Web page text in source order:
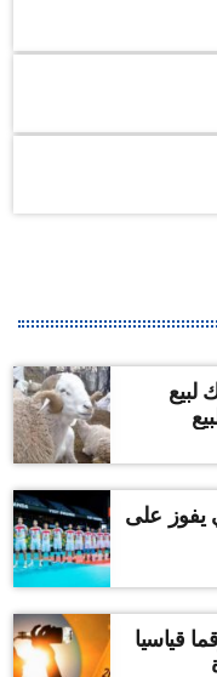
لبيع
يفوز على
قياسيا